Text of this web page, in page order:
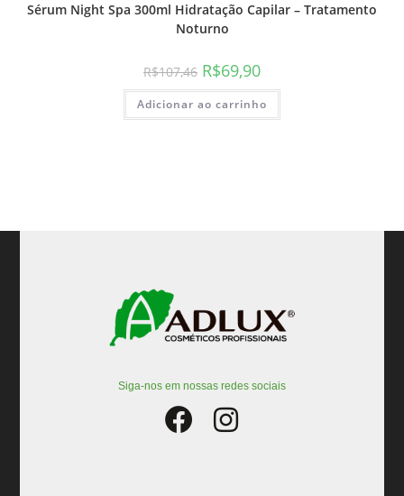
Sérum Night Spa 300ml Hidratação Capilar – Tratamento
Noturno
R$107,46 R$69,90
Adicionar ao carrinho
Siga-nos em nossas redes sociais